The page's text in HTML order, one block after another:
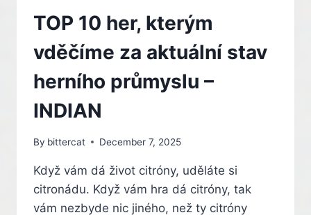
THE
GAME
2025
INDIAN
TOP 10 her, kterým
vděčíme za aktuální stav
herního průmyslu –
INDIAN
By bittercat December 7, 2025
Když vám dá život citróny, uděláte si
citronádu. Když vám hra dá citróny, tak
vám nezbyde nic jiného, než ty citróny